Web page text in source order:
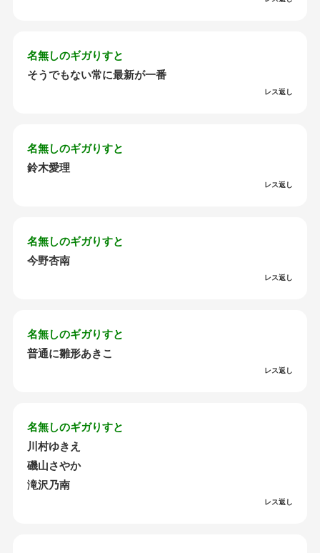
名無しのギガりすと
そうでもない常に最新が一番
レス返し
名無しのギガりすと
鈴木愛理
レス返し
名無しのギガりすと
今野杏南
レス返し
名無しのギガりすと
普通に雛形あきこ
レス返し
名無しのギガりすと
川村ゆきえ
磯山さやか
滝沢乃南
レス返し